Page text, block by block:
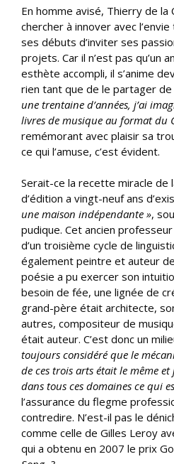
En homme avisé, Thierry de la
chercher à innover avec
ses débuts d’inviter ses
projets. Car il n’est pas qu’un
esthète accompli, il s’anime
rien tant que de le partager de
une trentaine d’années, j’ai
livres de musique au format du
remémorant avec plaisir sa
ce qui l’amuse, c’est évident.
Serait-ce la recette miracle de
d’édition a vingt-neuf ans
une maison indépendante »,
pudique. Cet ancien
d’un troisième cycle de
également peintre et auteur
poésie a pu exercer son
besoin de fée, une lignée de
grand-père était architecte,
autres, compositeur de
était auteur. C’est donc un
toujours considéré que le
de ces trois arts était le même
dans tous ces domaines ce qui
l’assurance du flegme
contredire. N’est-il pas le
comme celle de Gilles Leroy
qui a obtenu en 2007 le prix